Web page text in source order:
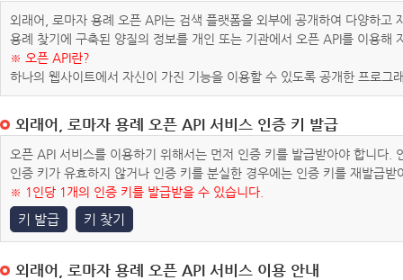
외래어, 로마자 용례 오픈 API는 검색 플랫폼을 외부에 공개하여 다양하
용례 찾기에 구축된 양질의 정보를 개인 또는 기관에서 오픈 API를 이용해
※ 오픈 API란?
하나의 웹사이트에서 자신이 가진 기능을 이용할 수 있도록 공개한 프로그
외래어, 로마자 용례 오픈 API 서비스 인증 키 발급
오픈 API 서비스를 이용하기 위해서는 먼저 인증 키를 발급받아야 합니다
인증 키가 유효하지 않거나 인증 키를 분실한 경우에는 인증 키를 재발급받
※ 1인당 1개의 인증 키를 발급받을 수 있습니다.
키 발급 키 찾기
외래어, 로마자 용례 오픈 API 서비스 이용 안내